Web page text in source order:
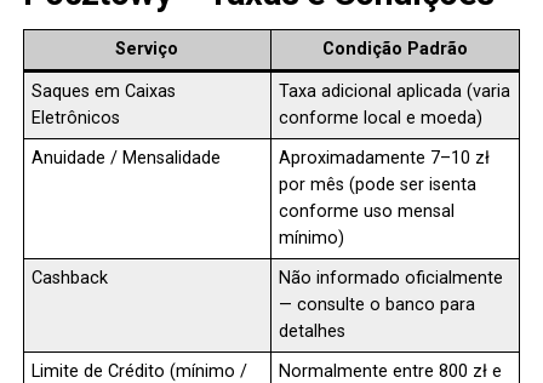
Serviço Condição Padrão
Saques em Caixas
Eletrônicos
Taxa adicional aplicada (varia
conforme local e moeda)
Anuidade / Mensalidade
Aproximadamente 7–10 zł
por mês (pode ser isenta
conforme uso mensal
mínimo)
Cashback
Não informado oficialmente
— consulte o banco para
detalhes
Limite de Crédito (mínimo /
Normalmente entre 800 zł e